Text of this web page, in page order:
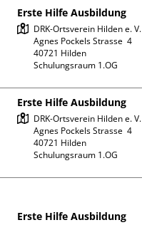
Erste Hilfe Ausbildung
DRK-Ortsverein Hilden e. V.
Agnes Pockels Strasse  4
40721 Hilden
Schulungsraum 1.OG
Erste Hilfe Ausbildung
DRK-Ortsverein Hilden e. V.
Agnes Pockels Strasse  4
40721 Hilden
Schulungsraum 1.OG
Erste Hilfe Ausbildung